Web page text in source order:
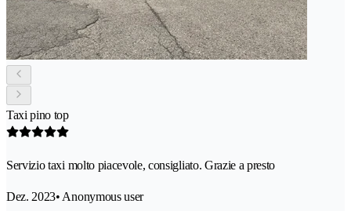
Taxi pino top
Servizio taxi molto piacevole, consigliato. Grazie a presto
Dez. 2023• Anonymous user